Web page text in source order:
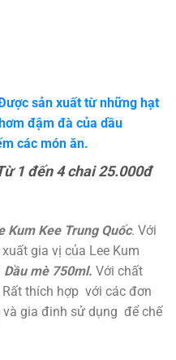
sản xuất từ những hạt
đậm đà của dầu
các món ăn.
1 đến 4 chai 25.000đ
Kum Kee Trung Quốc. Với
gia vị của Lee Kum
Dầu mè 750ml. Với chất
thích hợp với các đơn
gia đinh sử dụng để chế